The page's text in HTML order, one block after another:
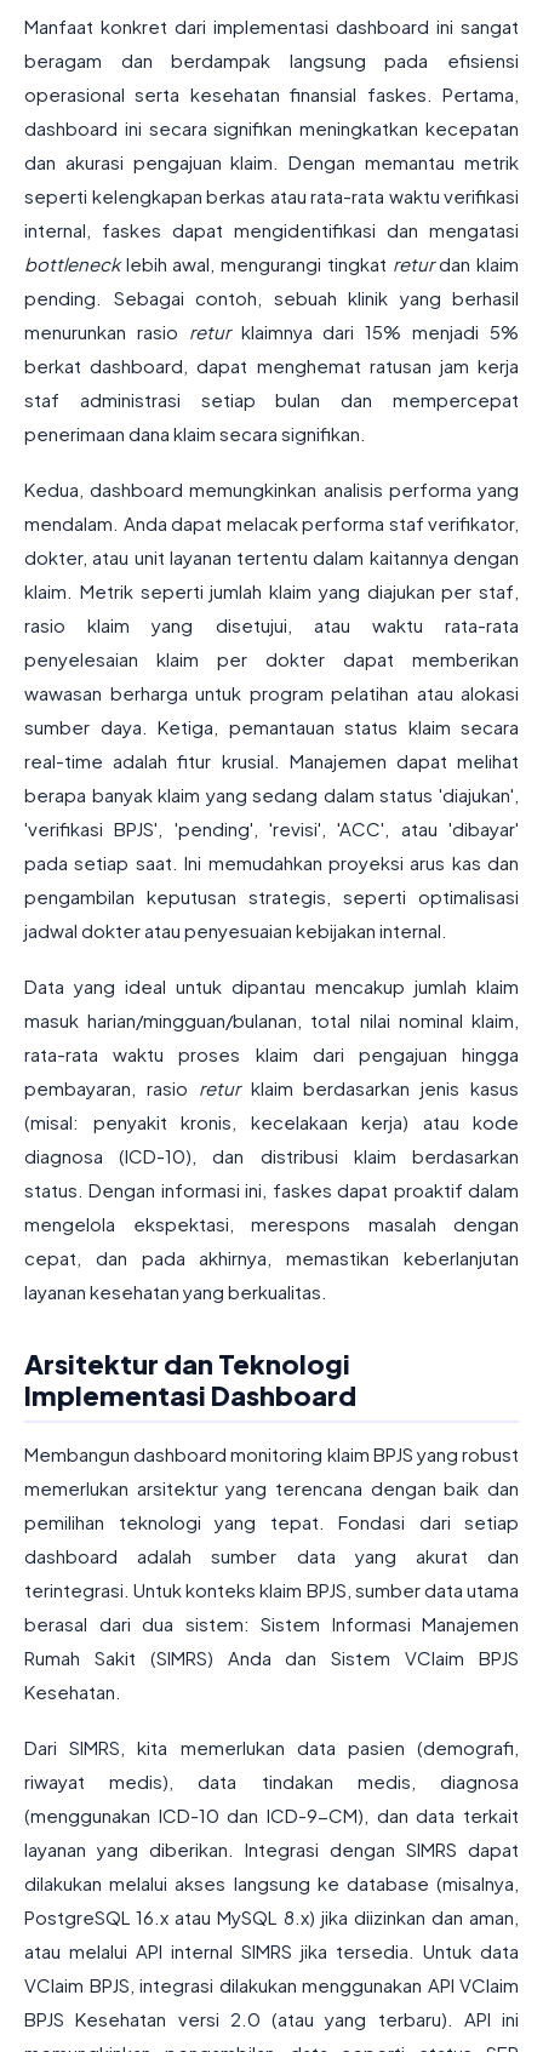
Manfaat konkret dari implementasi dashboard ini sangat
beragam dan berdampak langsung pada efisiensi
operasional serta kesehatan finansial faskes. Pertama,
dashboard ini secara signifikan meningkatkan kecepatan
dan akurasi pengajuan klaim. Dengan memantau metrik
seperti kelengkapan berkas atau rata-rata waktu verifikasi
internal, faskes dapat mengidentifikasi dan mengatasi
bottlenecklebih awal, mengurangi tingkat returdan klaim
pending. Sebagai contoh, sebuah klinik yang berhasil
menurunkan rasio returklaimnya dari 15% menjadi 5%
berkat dashboard, dapat menghemat ratusan jam kerja
staf administrasi setiap bulan dan mempercepat
penerimaan dana klaim secara signifikan.
Kedua, dashboard memungkinkan analisis performa yang
mendalam. Anda dapat melacak performa staf verifikator,
dokter, atau unit layanan tertentu dalam kaitannya dengan
klaim. Metrik seperti jumlah klaim yang diajukan per staf,
rasio klaim yang disetujui, atau waktu rata-rata
penyelesaian klaim per dokter dapat memberikan
wawasan berharga untuk program pelatihan atau alokasi
sumber daya. Ketiga, pemantauan status klaim secara
real-time adalah fitur krusial. Manajemen dapat melihat
berapa banyak klaim yang sedang dalam status 'diajukan',
'verifikasi BPJS', 'pending', 'revisi', 'ACC', atau 'dibayar'
pada setiap saat. Ini memudahkan proyeksi arus kas dan
pengambilan keputusan strategis, seperti optimalisasi
jadwal dokter atau penyesuaian kebijakan internal.
Data yang ideal untuk dipantau mencakup jumlah klaim
masuk harian/mingguan/bulanan, total nilai nominal klaim,
rata-rata waktu proses klaim dari pengajuan hingga
pembayaran, rasio returklaim berdasarkan jenis kasus
(misal: penyakit kronis, kecelakaan kerja) atau kode
diagnosa (ICD-10), dan distribusi klaim berdasarkan
status. Dengan informasi ini, faskes dapat proaktif dalam
mengelola ekspektasi, merespons masalah dengan
cepat, dan pada akhirnya, memastikan keberlanjutan
layanan kesehatan yang berkualitas.
Arsitektur dan Teknologi
Implementasi Dashboard
Membangun dashboard monitoring klaim BPJS yang robust
memerlukan arsitektur yang terencana dengan baik dan
pemilihan teknologi yang tepat. Fondasi dari setiap
dashboard adalah sumber data yang akurat dan
terintegrasi. Untuk konteks klaim BPJS, sumber data utama
berasal dari dua sistem: Sistem Informasi Manajemen
Rumah Sakit (SIMRS) Anda dan Sistem VClaim BPJS
Kesehatan.
Dari SIMRS, kita memerlukan data pasien (demografi,
riwayat medis), data tindakan medis, diagnosa
(menggunakan ICD-10 dan ICD-9-CM), dan data terkait
layanan yang diberikan. Integrasi dengan SIMRS dapat
dilakukan melalui akses langsung ke database (misalnya,
PostgreSQL 16.x atau MySQL 8.x) jika diizinkan dan aman,
atau melalui API internal SIMRS jika tersedia. Untuk data
VClaim BPJS, integrasi dilakukan menggunakan API VClaim
BPJS Kesehatan versi 2.0 (atau yang terbaru). API ini